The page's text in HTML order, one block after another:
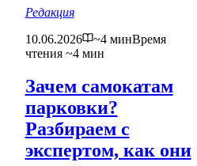
Редакция
10.06.2026
~4 минВремя
чтения ~4 мин
Зачем самокатам
парковки?
Разбираем с
экспертом, как они